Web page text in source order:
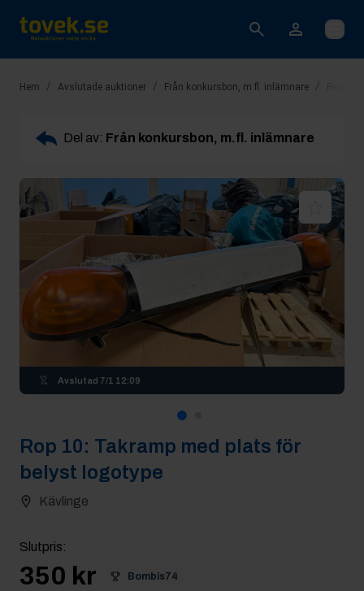
Öppna
Hem / Avslutade auktioner / Från konkursbon, m.fl. inlämnare /
Del av: Från konkursbon, m.fl. inlämnare
Avslutad 7/1 12:09
Rop 10: Takramp med plats för
belyst logotype
Kävlinge
Slutpris:
350 kr Bombis74